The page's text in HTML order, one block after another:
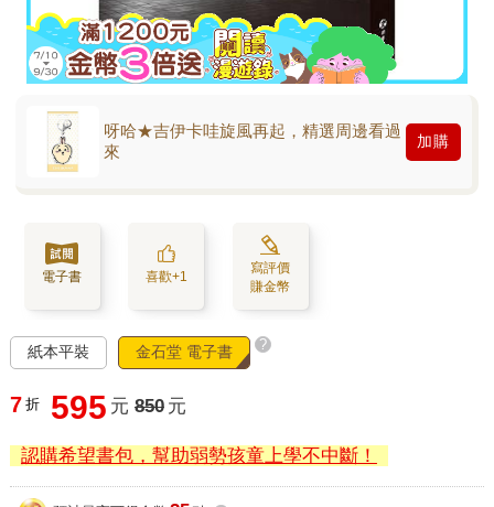
呀哈★吉伊卡哇旋風再起，精選周邊看過
來
加購
電子書 喜歡+1
寫評價
賺金幣
紙本平裝 金石堂 電子書 ?
7 折 595 元 850 元
認購希望書包，幫助弱勢孩童上學不中斷！